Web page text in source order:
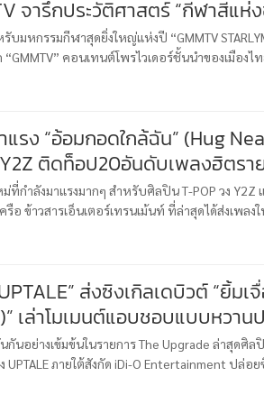
จารึกประวัติศาสตร์ “กีฬาสีแห่
ฟินทุกโมเมนต์! สนั่นโซเชียล
บมหกรรมกีฬาสุดยิ่งใหญ่แห่งปี “GMMTV
คอนเทนต์โพรไวเดอร์ชั้นนำของเมือง
รง “อ้อมกอดใกล้ฉัน” (Hug Near
การT-POP
กำลังมาแรงมากๆ สำหรับศิลปิน T-POP วง Y2Z แ
รือ ข้าวสารเอ็นเตอร์เทรนเม้นท์ ที่ล่าสุดได้ส่งเพล
ส่งซิงเกิลเดบิวต์ “ยิ้มเ
เล่าโมเมนต์แอบชอบแบบหวาน
นอย่างเข้มข้นในรายการ The Upgrade ล่าสุดศิล
UPTALE ภายใต้สังกัด iDi-O Entertainment ปล่อย